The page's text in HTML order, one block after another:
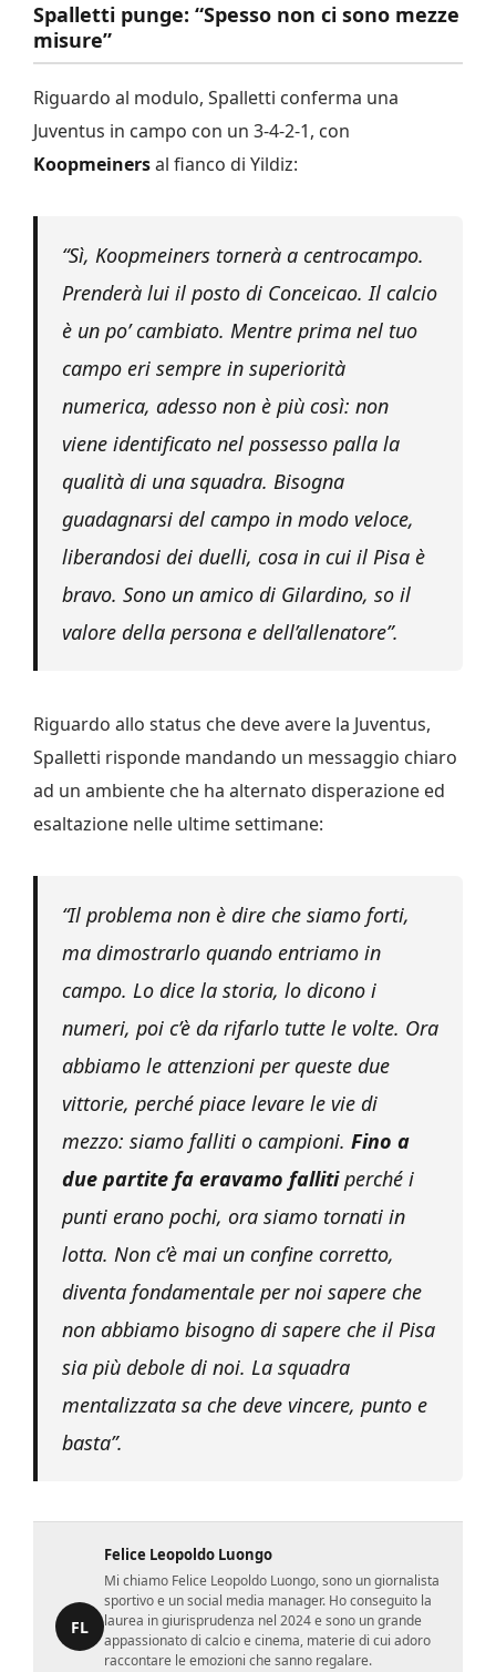
Spalletti punge: “Spesso non ci sono mezze
misure”
Riguardo al modulo, Spalletti conferma una
Juventus in campo con un 3-4-2-1, con
Koopmeinersal fianco di Yildiz:
“Sì, Koopmeiners tornerà a centrocampo.
Prenderà lui il posto di Conceicao. Il calcio
è un po’ cambiato. Mentre prima nel tuo
campo eri sempre in superiorità
numerica, adesso non è più così: non
viene identificato nel possesso palla la
qualità di una squadra. Bisogna
guadagnarsi del campo in modo veloce,
liberandosi dei duelli, cosa in cui il Pisa è
bravo. Sono un amico di Gilardino, so il
valore della persona e dell’allenatore”.
Riguardo allo status che deve avere la Juventus,
Spalletti risponde mandando un messaggio chiaro
ad un ambiente che ha alternato disperazione ed
esaltazione nelle ultime settimane:
“Il problema non è dire che siamo forti,
ma dimostrarlo quando entriamo in
campo. Lo dice la storia, lo dicono i
numeri, poi c’è da rifarlo tutte le volte. Ora
abbiamo le attenzioni per queste due
vittorie, perché piace levare le vie di
mezzo: siamo falliti o campioni. Fino a
due partite fa eravamo fallitiperché i
punti erano pochi, ora siamo tornati in
lotta. Non c’è mai un confine corretto,
diventa fondamentale per noi sapere che
non abbiamo bisogno di sapere che il Pisa
sia più debole di noi. La squadra
mentalizzata sa che deve vincere, punto e
basta”.
FL
Felice Leopoldo Luongo
Mi chiamo Felice Leopoldo Luongo, sono un giornalista
sportivo e un social media manager. Ho conseguito la
laurea in giurisprudenza nel 2024 e sono un grande
appassionato di calcio e cinema, materie di cui adoro
raccontare le emozioni che sanno regalare.